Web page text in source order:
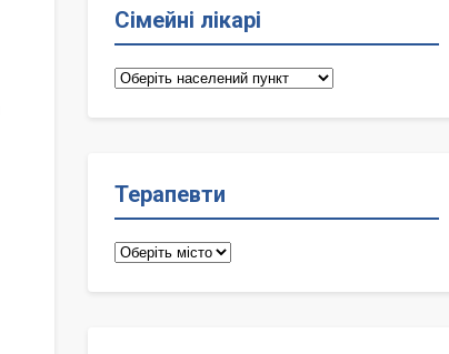
Сімейні лікарі
Сімейні
Терапевти
Терапевти